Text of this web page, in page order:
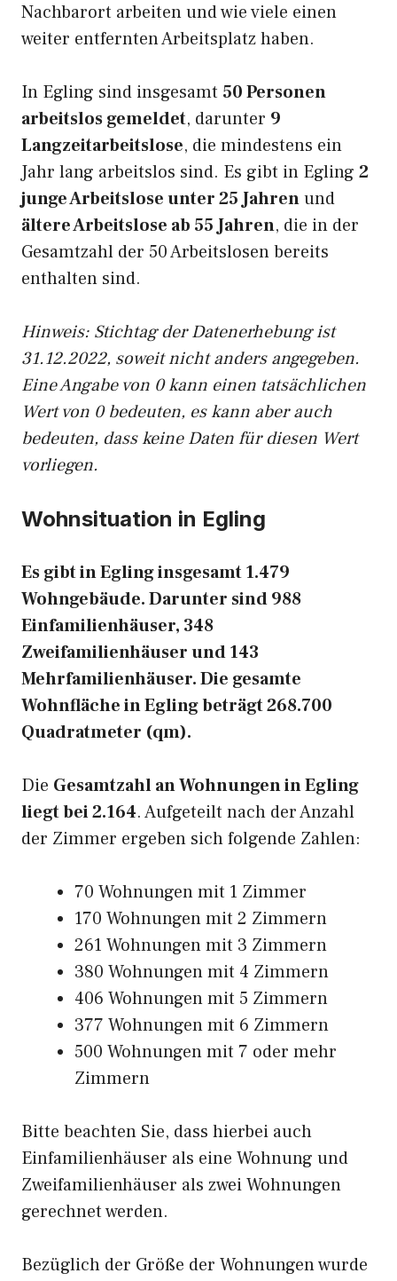
Nachbarort arbeiten und wie viele einen
weiter entfernten Arbeitsplatz haben.
In Egling sind insgesamt 50 Personen
arbeitslos gemeldet, darunter 9
Langzeitarbeitslose, die mindestens ein
Jahr lang arbeitslos sind. Es gibt in Egling 2
junge Arbeitslose unter 25 Jahrenund
ältere Arbeitslose ab 55 Jahren, die in der
Gesamtzahl der 50 Arbeitslosen bereits
enthalten sind.
Hinweis: Stichtag der Datenerhebung ist
31.12.2022, soweit nicht anders angegeben.
Eine Angabe von 0 kann einen tatsächlichen
Wert von 0 bedeuten, es kann aber auch
bedeuten, dass keine Daten für diesen Wert
vorliegen.
Wohnsituation in Egling
Es gibt in Egling insgesamt 1.479
Wohngebäude. Darunter sind 988
Einfamilienhäuser, 348
Zweifamilienhäuser und 143
Mehrfamilienhäuser. Die gesamte
Wohnfläche in Egling beträgt 268.700
Quadratmeter (qm).
Die Gesamtzahl an Wohnungen in Egling
liegt bei 2.164. Aufgeteilt nach der Anzahl
der Zimmer ergeben sich folgende Zahlen:
70 Wohnungen mit 1 Zimmer
170 Wohnungen mit 2 Zimmern
261 Wohnungen mit 3 Zimmern
380 Wohnungen mit 4 Zimmern
406 Wohnungen mit 5 Zimmern
377 Wohnungen mit 6 Zimmern
500 Wohnungen mit 7 oder mehr
Zimmern
Bitte beachten Sie, dass hierbei auch
Einfamilienhäuser als eine Wohnung und
Zweifamilienhäuser als zwei Wohnungen
gerechnet werden.
Bezüglich der Größe der Wohnungen wurde